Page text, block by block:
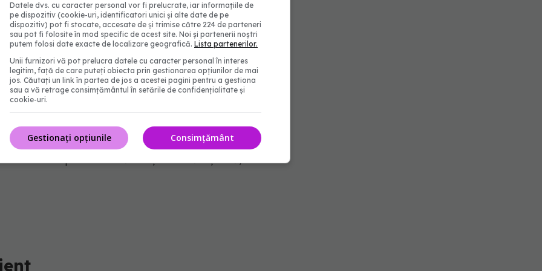
mai importante modalități de a controla gripa.
Evitați lichidele precum alcoolul și
și pot agrava deshidratarea. O supă caldă
cu miere și lămâie sunt perfecte. La cea puteți
nazale. Important e să aveți o dietă ușoară, dar
Datele dvs. cu caracter personal vor fi prelucrate, iar informațiile de
pe dispozitiv (cookie-uri, identificatori unici și alte date de pe
dispozitiv) pot fi stocate, accesate de și trimise către 224 de parteneri
sau pot fi folosite în mod specific de acest site. Noi și partenerii noștri
putem folosi date exacte de localizare geografică. Lista partenerilor.
Unii furnizori vă pot prelucra datele cu caracter personal în interes
legitim, față de care puteți obiecta prin gestionarea opțiunilor de mai
jos. Căutați un link în partea de jos a acestei pagini pentru a gestiona
sau a vă retrage consimțământul în setările de confidențialitate și
cookie-uri.
Consimțământ
Gestionați opțiunile